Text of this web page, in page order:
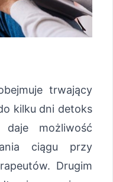
trwający
kilku dni detoks
możliwość
ciągu przy
Drugim